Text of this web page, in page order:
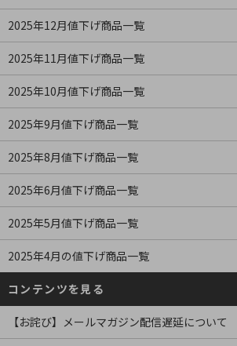
2025年12月値下げ商品一覧
2025年11月値下げ商品一覧
2025年10月値下げ商品一覧
2025年9月値下げ商品一覧
2025年8月値下げ商品一覧
2025年6月値下げ商品一覧
2025年5月値下げ商品一覧
2025年4月の値下げ商品一覧
コンテンツを見る
【お詫び】メールマガジン配信遅延について